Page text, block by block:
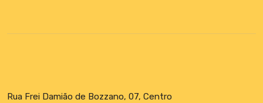
Rua Frei Damião de Bozzano, 07, Centro